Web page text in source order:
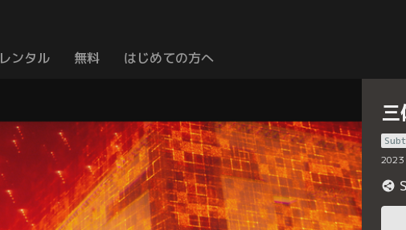
レンタル 無料 はじめての方へ
2023